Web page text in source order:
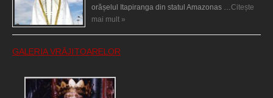
orășelul Itapiranga din statul Amazonas …Citește
mai mult »
GALERIA VRĂJITOARELOR